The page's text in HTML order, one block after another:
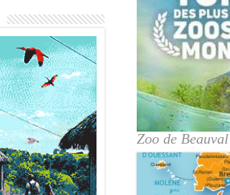
Zoo de Beauval